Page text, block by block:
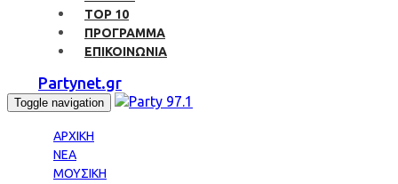
TOP 10
ΠΡΟΓΡΑΜΜΑ
ΕΠΙΚΟΙΝΩΝΙΑ
Partynet.gr
Toggle navigation
ΑΡΧΙΚΗ
ΝΕΑ
ΜΟΥΣΙΚΗ